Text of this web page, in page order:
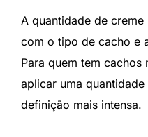
A quantidade de
com o tipo de cacho e
Para quem tem
aplicar uma
definição mais intensa.